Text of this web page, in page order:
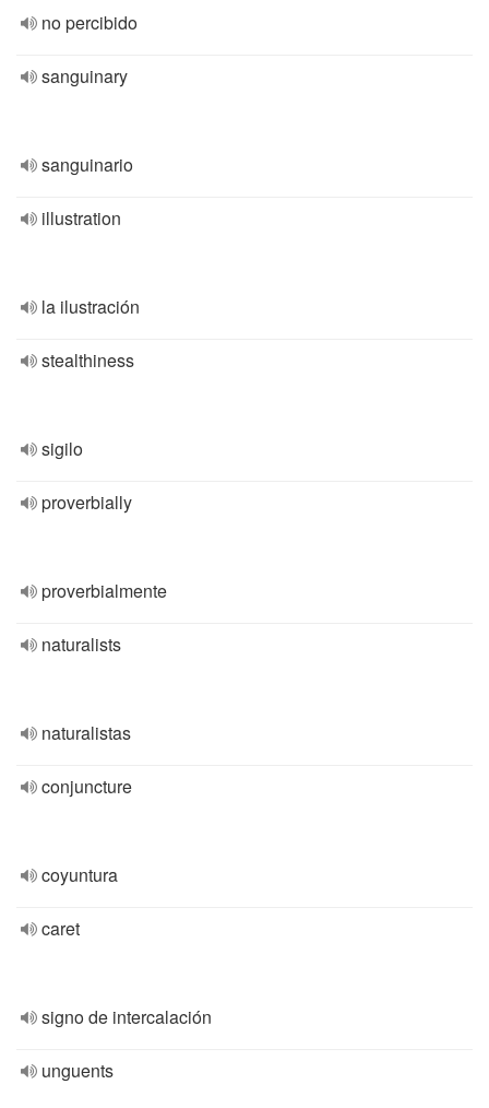
no percibido
sanguinary
sanguinario
illustration
la ilustración
stealthiness
sigilo
proverbially
proverbialmente
naturalists
naturalistas
conjuncture
coyuntura
caret
signo de intercalación
unguents